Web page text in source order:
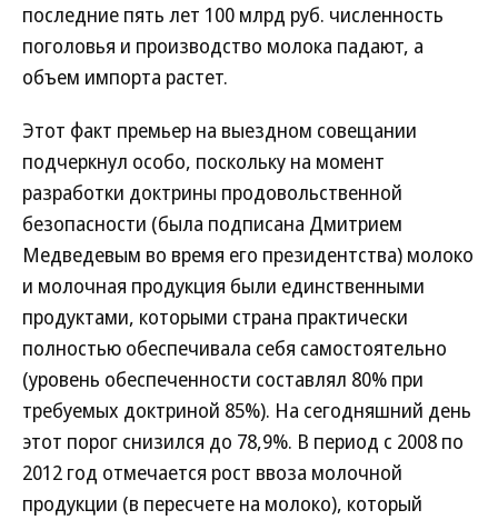
последние пять лет 100 млрд руб. численность
поголовья и производство молока падают, а
объем импорта растет.
Этот факт премьер на выездном совещании
подчеркнул особо, поскольку на момент
разработки доктрины продовольственной
безопасности (была подписана Дмитрием
Медведевым во время его президентства) молоко
и молочная продукция были единственными
продуктами, которыми страна практически
полностью обеспечивала себя самостоятельно
(уровень обеспеченности составлял 80% при
требуемых доктриной 85%). На сегодняшний день
этот порог снизился до 78,9%. В период с 2008 по
2012 год отмечается рост ввоза молочной
продукции (в пересчете на молоко), который